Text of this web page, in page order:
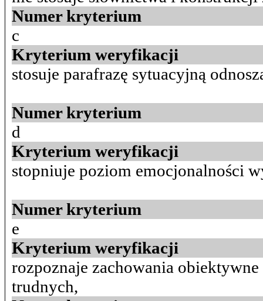
Numer kryterium
c
Kryterium weryfikacji
stosuje parafrazę sytuacyjną
Numer kryterium
d
Kryterium weryfikacji
stopniuje poziom emocjonalności
Numer kryterium
e
Kryterium weryfikacji
rozpoznaje zachowania
trudnych,